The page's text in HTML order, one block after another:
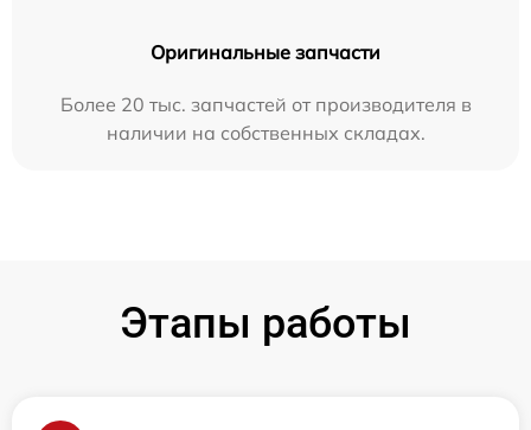
Оригинальные запчасти
Более 20 тыс. запчастей от производителя в
наличии на собственных складах.
Этапы работы